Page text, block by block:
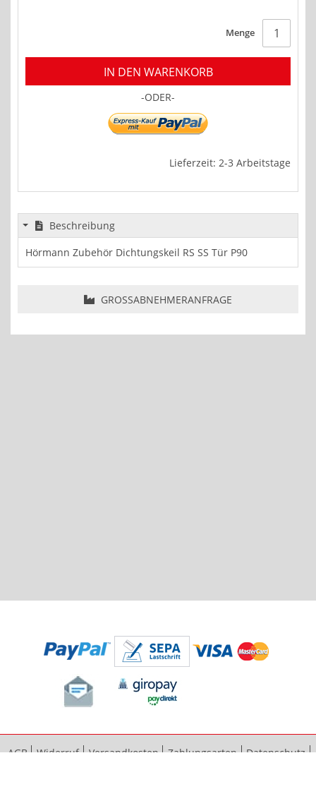
Menge
IN DEN WARENKORB
-ODER-
Lieferzeit: 2-3 Arbeitstage
Beschreibung
Hörmann Zubehör Dichtungskeil RS SS Tür P90
GROSSABNEHMERANFRAGE
AGB Widerruf Versandkosten Zahlungsarten
Datenschutz